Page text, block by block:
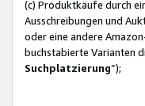
(c) Produktkäufe durch
Ausschreibungen und
oder eine andere
buchstabierte Varianten
Suchplatzierung”);